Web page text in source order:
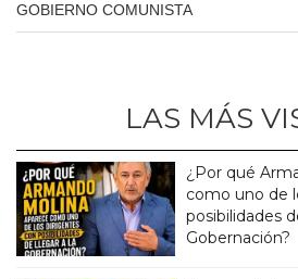
GOBIERNO COMUNISTA
LAS MÁS
¿Por qué
como uno de
posibilidades
Gobernación?